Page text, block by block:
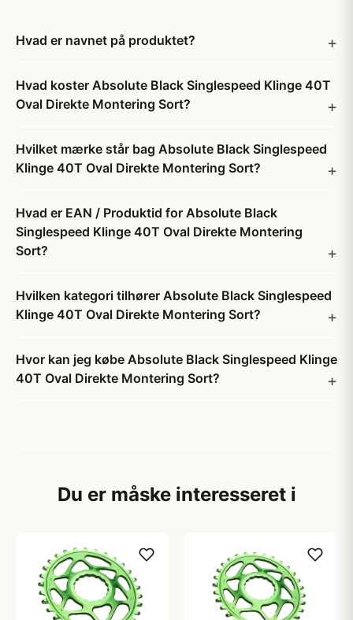
Hvad er navnet på produktet?
Hvad koster Absolute Black Singlespeed Klinge 40T
Oval Direkte Montering Sort?
Hvilket mærke står bag Absolute Black Singlespeed
Klinge 40T Oval Direkte Montering Sort?
Hvad er EAN / Produktid for Absolute Black
Singlespeed Klinge 40T Oval Direkte Montering
Sort?
Hvilken kategori tilhører Absolute Black Singlespeed
Klinge 40T Oval Direkte Montering Sort?
Hvor kan jeg købe Absolute Black Singlespeed Klinge
40T Oval Direkte Montering Sort?
Du er måske interesseret i